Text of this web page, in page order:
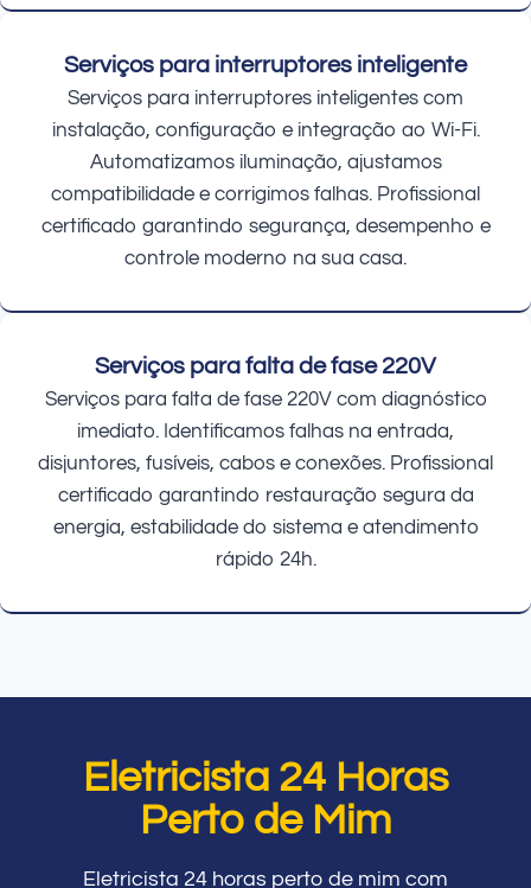
Serviços para interruptores inteligente
Serviços para interruptores inteligentes com
instalação, configuração e integração ao Wi-Fi.
Automatizamos iluminação, ajustamos
compatibilidade e corrigimos falhas. Profissional
certificado garantindo segurança, desempenho e
controle moderno na sua casa.
Serviços para falta de fase 220V
Serviços para falta de fase 220V com diagnóstico
imediato. Identificamos falhas na entrada,
disjuntores, fusíveis, cabos e conexões. Profissional
certificado garantindo restauração segura da
energia, estabilidade do sistema e atendimento
rápido 24h.
Eletricista 24 Horas
Perto de Mim
Eletricista 24 horas perto de mim com